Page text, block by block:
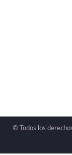
© Todos los